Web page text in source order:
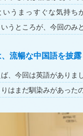
いうまっすぐな気持
うところが、今回のみ
流暢な中国語を披
、今回は英語がありまし
はまだ馴染みがあった